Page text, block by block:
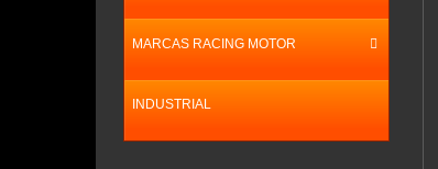
MARCAS RACING MOTOR
INDUSTRIAL